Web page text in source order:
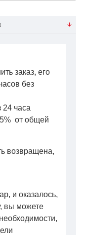
заказ, его
без
24 часа
от общей
возвращена,
и оказалось,
вы можете